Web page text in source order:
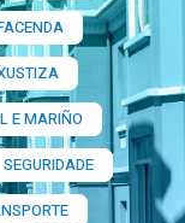
E MARIÑO
SEGURIDADE